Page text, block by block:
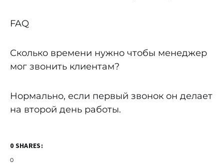
FAQ
Сколько времени нужно чтобы менеджер
мог звонить клиентам?
Нормально, если первый звонок он делает
на второй день работы.
0 SHARES:
0